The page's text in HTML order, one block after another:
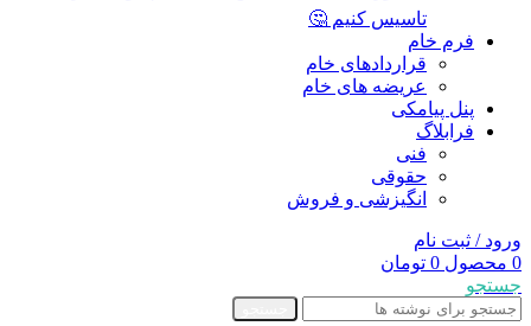
تاسیس کنیم 🤔
فرم خام
قراردادهای خام
عریضه های خام
پنل پیامکی
فرابلاگ
فنی
حقوقی
انگیزشی و فروش
ورود / ثبت نام
0 محصول 0 تومان
جستجو